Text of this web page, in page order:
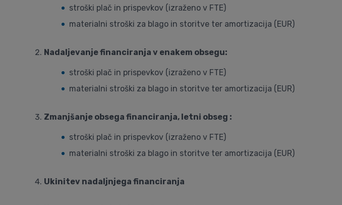
stroški plač in prispevkov (izraženo v FTE)
materialni stroški za blago in storitve ter amortizacija (EUR)
Nadaljevanje financiranja v enakem obsegu:
stroški plač in prispevkov (izraženo v FTE)
materialni stroški za blago in storitve ter amortizacija (EUR)
Zmanjšanje obsega financiranja, letni obseg :
stroški plač in prispevkov (izraženo v FTE)
materialni stroški za blago in storitve ter amortizacija (EUR)
Ukinitev nadaljnjega financiranja